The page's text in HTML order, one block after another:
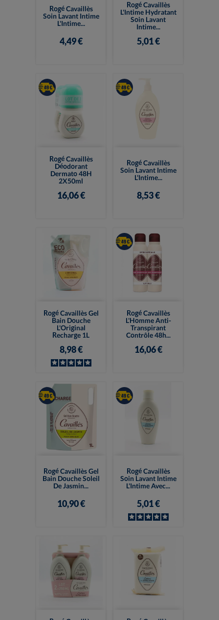
Rogé Cavaillès
Soin Lavant Intime
L'Intime...
4,49 €
Rogé Cavaillès
L'Intime Hydratant
Soin Lavant
Intime...
5,01 €
Rogé Cavaillès
Déodorant
Dermato 48H
2X50ml
16,06 €
Rogé Cavaillès
Soin Lavant Intime
L'Intime...
8,53 €
Rogé Cavaillès Gel
Bain Douche
L'Original
Recharge 1L
8,98 €
Rogé Cavaillès
L'Homme Anti-
Transpirant
Contrôle 48h...
16,06 €
Rogé Cavaillès Gel
Bain Douche Soleil
De Jasmin...
10,90 €
Rogé Cavaillès
Soin Lavant Intime
L'Intime Avec...
5,01 €